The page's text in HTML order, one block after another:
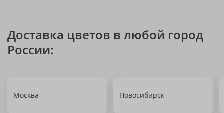
Доставка цветов в любой город
России:
Москва Новосибирск